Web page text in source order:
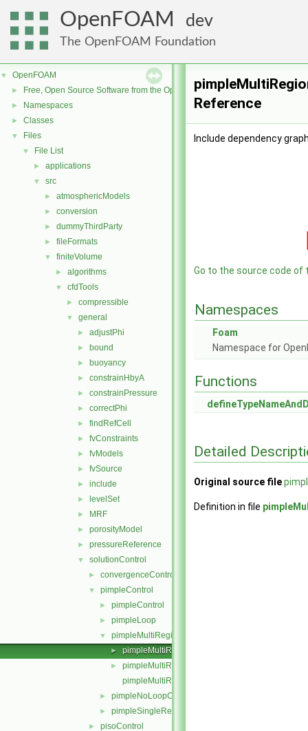
OpenFOAM dev
The OpenFOAM Foundation
▼ OpenFOAM
► Free, Open Source Software from the OpenFOAM Foundation
► Namespaces
► Classes
▼ Files
▼ File List
► applications
▼ src
► atmosphericModels
► conversion
► dummyThirdParty
► fileFormats
▼ finiteVolume
► algorithms
▼ cfdTools
► compressible
▼ general
► adjustPhi
► bound
► buoyancy
► constrainHbyA
► constrainPressure
► correctPhi
► findRefCell
► fvConstraints
► fvModels
► fvSource
► include
► levelSet
► MRF
► porosityModel
► pressureReference
▼ solutionControl
► convergenceControl
▼ pimpleControl
► pimpleControl
► pimpleLoop
▼ pimpleMultiRegionControl
► pimpleMultiRegionControl.C
►
pimpleMultiRegionControl.H
pimpleMultiRegionControlI.H
► pimpleNoLoopControl
► pimpleSingleRegionControl
► pisoControl
Reference
Include dependency
Go to the source code of
Namespaces
Foam
Namespace for
Functions
Detailed
Original source file
Definition in file